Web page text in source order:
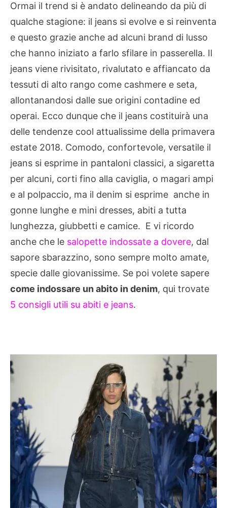
Ormai il trend si è andato delineando da più di
qualche stagione: il jeans si evolve e si reinventa
e questo grazie anche ad alcuni brand di lusso
che hanno iniziato a farlo sfilare in passerella. Il
jeans viene rivisitato, rivalutato e affiancato da
tessuti di alto rango come cashmere e seta,
allontanandosi dalle sue origini contadine ed
operai. Ecco dunque che il jeans costituirà una
delle tendenze cool attualissime della primavera
estate 2018. Comodo, confortevole, versatile il
jeans si esprime in pantaloni classici, a sigaretta
per alcuni, corti fino alla caviglia, o magari ampi
e al polpaccio, ma il denim si esprime anche in
gonne lunghe e mini dresses, abiti a tutta
lunghezza, giubbetti e camice. E vi ricordo
anche che le salopette indossate a dovere, dal
sapore sbarazzino, sono sempre molto amate,
specie dalle giovanissime. Se poi volete sapere
come indossare un abito in denim, qui trovate
5 consigli utili su abiti e jeans.